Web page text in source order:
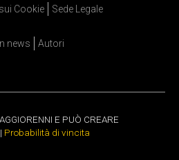
Cookie
Sede Legale
news Autori
E PUÒ CREARE
Probabilità di vincita